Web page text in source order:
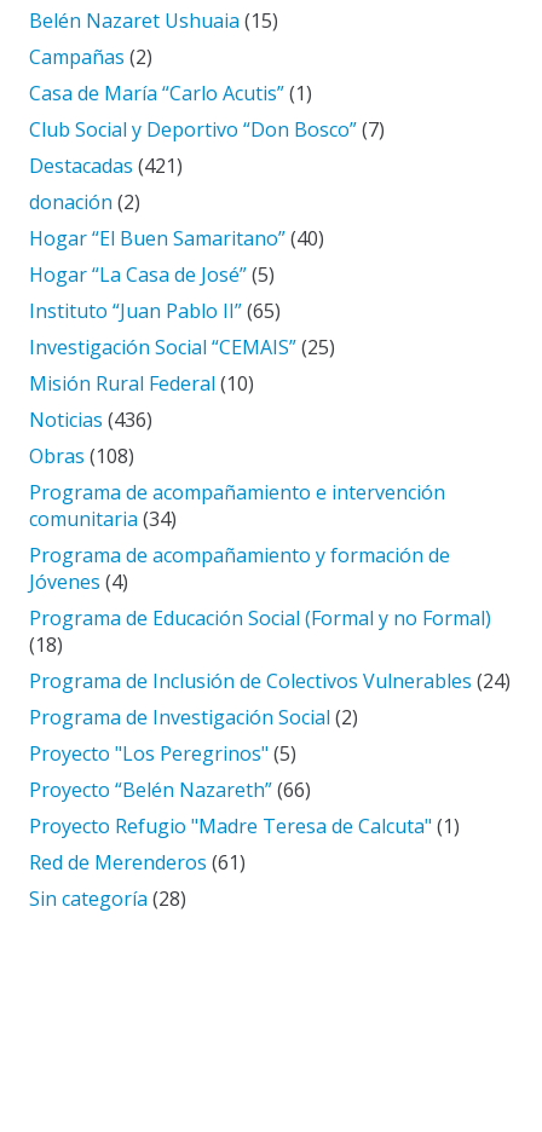
Belén Nazaret Ushuaia (15)
Campañas (2)
Casa de María “Carlo Acutis”(1)
Club Social y Deportivo “Don Bosco”(7)
Destacadas (421)
donación (2)
Hogar “El Buen Samaritano”(40)
Hogar “La Casa de José”(5)
Instituto “Juan Pablo II”(65)
Investigación Social “CEMAIS”(25)
Misión Rural Federal (10)
Noticias (436)
Obras (108)
Programa de acompañamiento e intervención
comunitaria (34)
Programa de acompañamiento y formación de
Jóvenes (4)
Programa de Educación Social (Formal y no Formal)
(18)
Programa de Inclusión de Colectivos Vulnerables (24)
Programa de Investigación Social (2)
Proyecto "Los Peregrinos" (5)
Proyecto “Belén Nazareth”(66)
Proyecto Refugio "Madre Teresa de Calcuta" (1)
Red de Merenderos (61)
Sin categoría (28)